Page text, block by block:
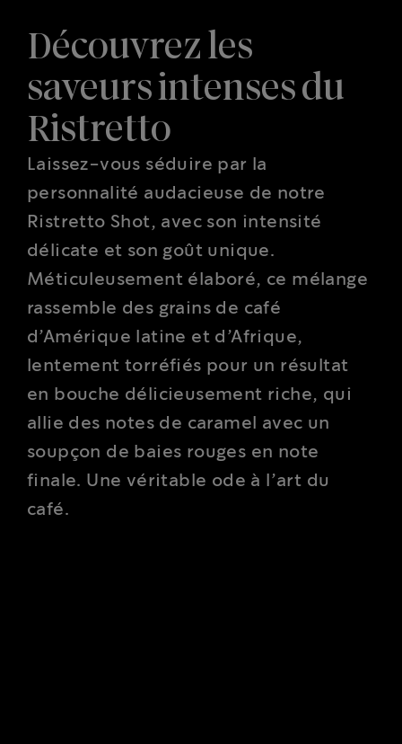
Découvrez les
saveurs intenses du
Ristretto
Laissez-vous séduire par la
personnalité audacieuse de notre
Ristretto Shot, avec son intensité
délicate et son goût unique.
Méticuleusement élaboré, ce mélange
rassemble des grains de café
d’Amérique latine et d’Afrique,
lentement torréfiés pour un résultat
en bouche délicieusement riche, qui
allie des notes de caramel avec un
soupçon de baies rouges en note
finale. Une véritable ode à l’art du
café.